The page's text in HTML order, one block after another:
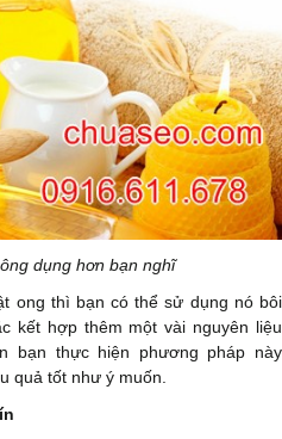
dụng hơn bạn nghĩ
ong thì bạn có thể sử dụng nó bôi
kết hợp thêm một vài nguyên liệu
bạn thực hiện phương pháp này
quả tốt như ý muốn.